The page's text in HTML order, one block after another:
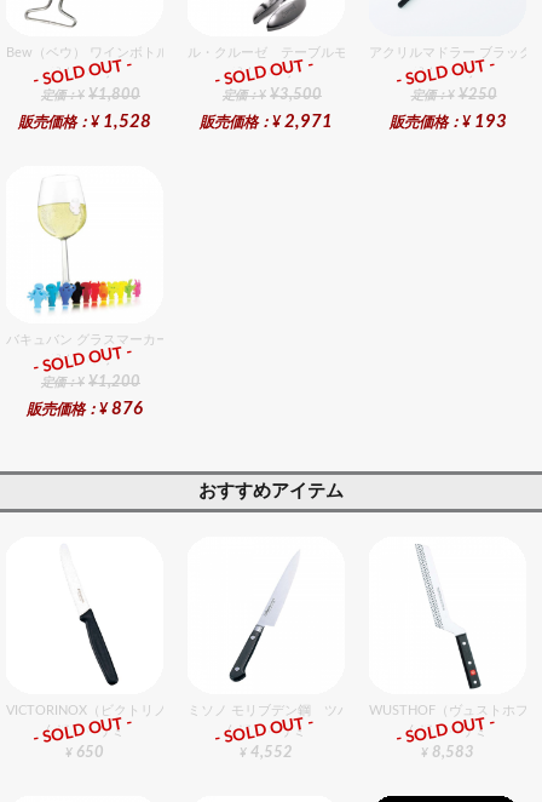
Bew（ベウ） ワインボトルラック L
総合ﾗﾝｷﾝｸﾞ
定価：¥ ¥1,800
販売価格：¥ 1,528
- SOLD OUT -
ル・クルーゼ テーブルモデルギフトセット
総合ﾗﾝｷﾝｸﾞ
定価：¥ ¥3,500
販売価格：¥ 2,971
- SOLD OUT -
アクリルマドラー ブラック
総合ﾗﾝｷﾝｸﾞ
定価：¥ ¥250
販売価格：¥ 193
- SOLD OUT -
バキュバン グラスマーカー（12ヶ入）
総合ﾗﾝｷﾝｸﾞ
定価：¥ ¥1,200
販売価格：¥ 876
- SOLD OUT -
おすすめアイテム
VICTORINOX（ビクトリノックス） トマトナイフ 11cm
包丁・ハサミ
¥ 650
- SOLD OUT -
ミソノ モリブデン鋼 ツバ付 ペティーナイフ 12cm
包丁・ハサミ
¥ 4,552
- SOLD OUT -
WUSTHOF（ヴュストホ
包丁・ハサミ
¥ 8,583
- SOLD OUT -